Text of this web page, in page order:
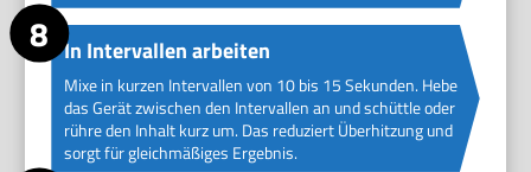
In Intervallen arbeiten
Mixe in kurzen Intervallen von 10 bis 15 Sekunden. Hebe
das Gerät zwischen den Intervallen an und schüttle oder
rühre den Inhalt kurz um. Das reduziert Überhitzung und
sorgt für gleichmäßiges Ergebnis.